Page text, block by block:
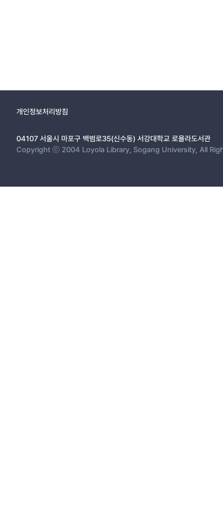
개인정보처리방침
04107 서울시 마포구 백범로35(신수동) 서강대학교 로욜라도서관
Copyright ⓒ 2004 Loyola Library, Sogang University, All